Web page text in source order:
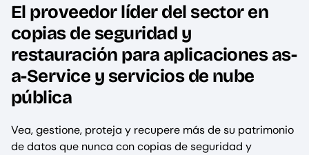
El proveedor líder del sector en
copias de seguridad y
restauración para aplicaciones as-
a-Service y servicios de nube
pública
Vea, gestione, proteja y recupere más de su patrimonio
de datos que nunca con copias de seguridad y